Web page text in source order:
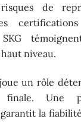
de
niveau.
joue un rôle
finale. Une
la